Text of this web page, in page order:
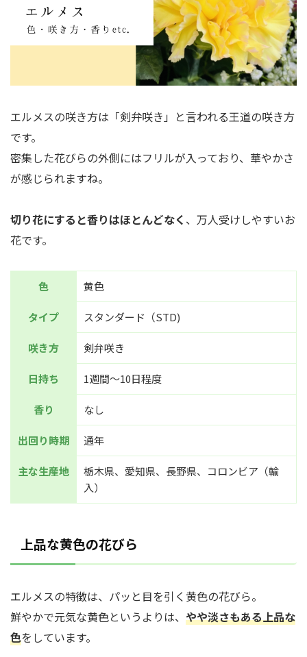
エルメスの咲き方は「剣弁咲き」と言われる王道の咲き方
です。
密集した花びらの外側にはフリルが入っており、華やかさ
が感じられますね。
切り花にすると香りはほとんどなく 、万人受けしやすいお
花です。
色 黄色
タイプ スタンダード（STD)
咲き方 剣弁咲き
日持ち 1週間～10日程度
香り なし
出回り時期 通年
主な生産地
栃木県、愛知県、長野県、コロンビア（輸
入）
上品な黄色の花びら
エルメスの特徴は、パッと目を引く黄色の花びら。
鮮やかで元気な黄色というよりは、 やや淡さもある上品な
色をしています。